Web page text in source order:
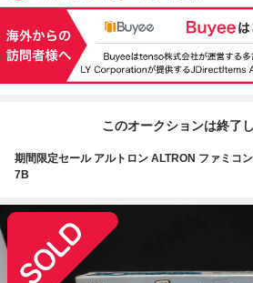
このオークションは終了
期間限定セール アルトロン ALTRON ファミコ
7B